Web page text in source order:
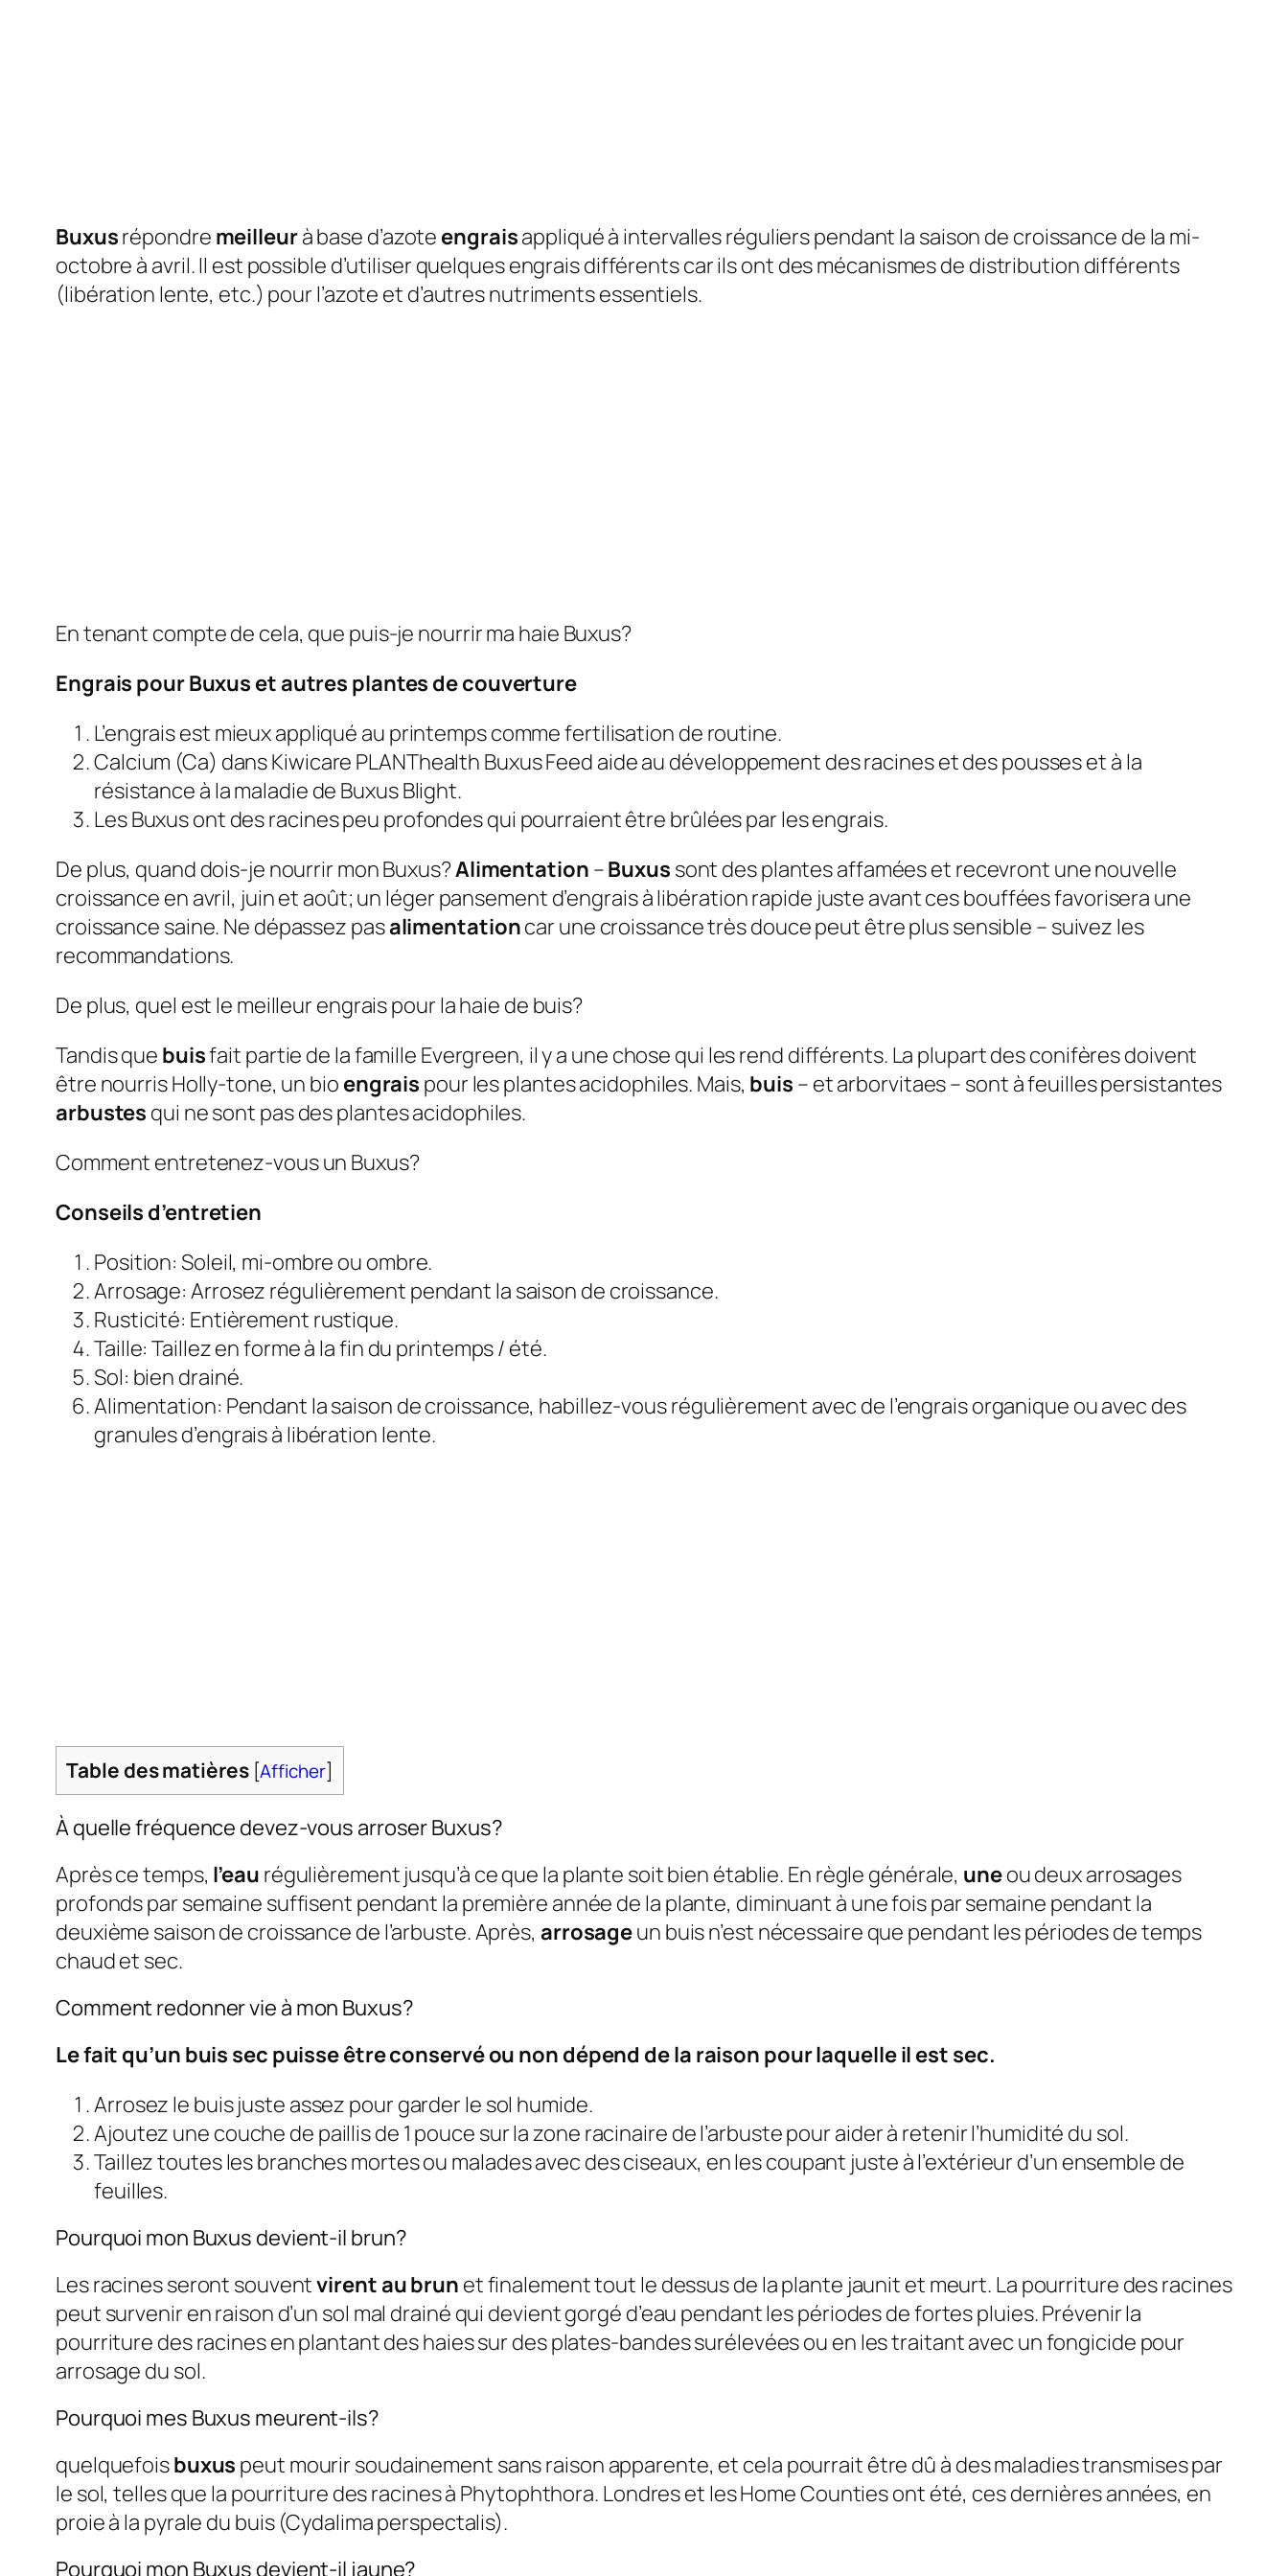
Buxusrépondre meilleurà base d’azote engraisappliqué à intervalles réguliers pendant la saison de croissance de la mi-
octobre à avril. Il est possible d’utiliser quelques engrais différents car ils ont des mécanismes de distribution différents
(libération lente, etc.) pour l’azote et d’autres nutriments essentiels.
En tenant compte de cela, que puis-je nourrir ma haie Buxus?
Engrais pour Buxus et autres plantes de couverture
L’engrais est mieux appliqué au printemps comme fertilisation de routine.
Calcium (Ca) dans Kiwicare PLANThealth Buxus Feed aide au développement des racines et des pousses et à la
résistance à la maladie de Buxus Blight.
Les Buxus ont des racines peu profondes qui pourraient être brûlées par les engrais.
De plus, quand dois-je nourrir mon Buxus?Alimentation –Buxus sont des plantes affamées et recevront une nouvelle
croissance en avril, juin et août; un léger pansement d’engrais à libération rapide juste avant ces bouffées favorisera une
croissance saine. Ne dépassez pasalimentationcar une croissance très douce peut être plus sensible – suivez les
recommandations.
De plus, quel est le meilleur engrais pour la haie de buis?
Tandis que buisfait partie de la famille Evergreen, il y a une chose qui les rend différents. La plupart des conifères doivent
être nourris Holly-tone, un bio engrais pour les plantes acidophiles. Mais, buis – et arborvitaes – sont à feuilles persistantes
arbustes qui ne sont pas des plantes acidophiles.
Comment entretenez-vous un Buxus?
Conseils d’entretien
Position: Soleil, mi-ombre ou ombre.
Arrosage: Arrosez régulièrement pendant la saison de croissance.
Rusticité: Entièrement rustique.
Taille: Taillez en forme à la fin du printemps / été.
Sol: bien drainé.
Alimentation: Pendant la saison de croissance, habillez-vous régulièrement avec de l’engrais organique ou avec des
granules d’engrais à libération lente.
Table des matières [Afficher]
À quelle fréquence devez-vous arroser Buxus?
Après ce temps, l’eau régulièrement jusqu’à ce que la plante soit bien établie. En règle générale, uneou deux arrosages
profonds par semaine suffisent pendant la première année de la plante, diminuant à une fois par semaine pendant la
deuxième saison de croissance de l’arbuste. Après, arrosageun buis n’est nécessaire que pendant les périodes de temps
chaud et sec.
Comment redonner vie à mon Buxus?
Le fait qu’un buis sec puisse être conservé ou non dépend de la raison pour laquelle il est sec.
Arrosez le buis juste assez pour garder le sol humide.
Ajoutez une couche de paillis de 1 pouce sur la zone racinaire de l’arbuste pour aider à retenir l’humidité du sol.
Taillez toutes les branches mortes ou malades avec des ciseaux, en les coupant juste à l’extérieur d’un ensemble de
feuilles.
Pourquoi mon Buxus devient-il brun?
Les racines seront souventvirent au brun et finalement tout le dessus de la plante jaunit et meurt. La pourriture des racines
peut survenir en raison d’un sol mal drainé qui devient gorgé d’eau pendant les périodes de fortes pluies. Prévenir la
pourriture des racines en plantant des haies sur des plates-bandes surélevées ou en les traitant avec un fongicide pour
arrosage du sol.
Pourquoi mes Buxus meurent-ils?
quelquefoisbuxus peut mourir soudainement sans raison apparente, et cela pourrait être dû à des maladies transmises par
le sol, telles que la pourriture des racines à Phytophthora. Londres et les Home Counties ont été, ces dernières années, en
proie à la pyrale du buis (Cydalima perspectalis).
Pourquoi mon Buxus devient-il jaune?